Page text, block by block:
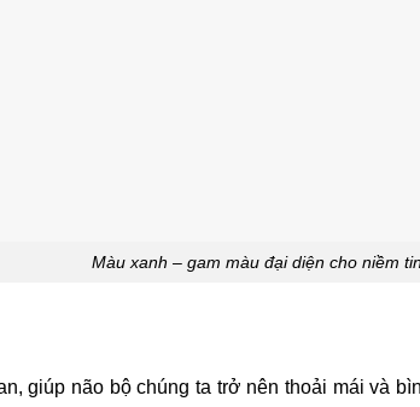
Màu xanh – gam màu đại diện cho niềm
giúp não bộ chúng ta trở nên thoải mái và